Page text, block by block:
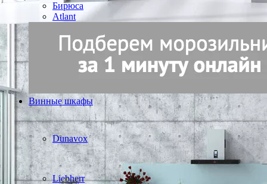
Бирюса
Atlant
Винные шкафы
Dunavox
Liebherr